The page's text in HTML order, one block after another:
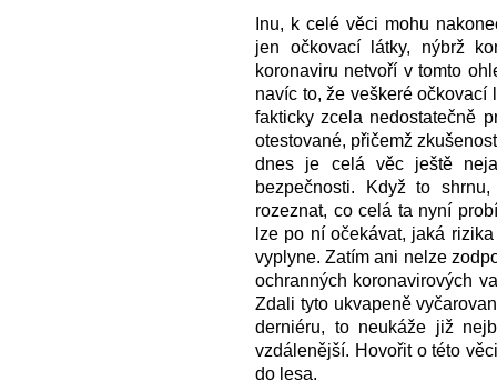
Inu, k celé věci mohu
jen očkovací látky, nýbrž
koronaviru netvoří v tomto
navíc to, že veškeré očkovací
fakticky zcela nedostatečně
otestované, přičemž
dnes je celá věc ještě
bezpečnosti. Když to
rozeznat, co celá ta nyní
lze po ní očekávat, jaká
vyplyne. Zatím ani nelze
ochranných koronavirových
Zdali tyto ukvapeně
derniéru, to neukáže již
vzdálenější. Hovořit o této
do lesa.